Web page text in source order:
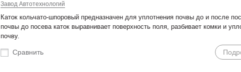
Новые роторные косилки уже в
сегментные косилки!
Завод Автотехнологий
Каток кольчато-шпоровый предназначен для уплотнения почвы до и после
почвы до посева каток выравнивает поверхность поля, разбивает комки и
почву.
Сравнить